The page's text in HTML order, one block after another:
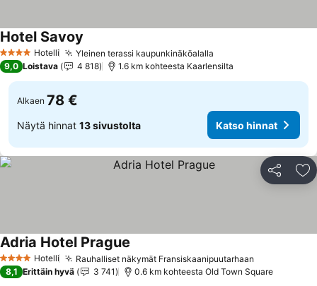
4 Tähtiluokitus
Hotelli Yleinen terassi kaupunkinäköalalla
Hotel Savoy
9,0 Loistava 4 818 1.6 km kohteesta Kaarlensilta
Alkaen 78 €
Näytä hinnat 13 sivustolta Katso hinnat
Jaa
4 Tähtiluokitus
Hotelli Rauhalliset näkymät Fransiskaanipuutarhaan
Adria Hotel Prague
8,1 Erittäin hyvä 3 741 0.6 km kohteesta Old Town Square